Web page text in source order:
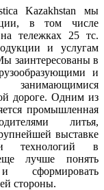
Kazakhstan мы
в том числе
тележках 25 тс.
и услугам
заинтересованы в
и
дороге. Одним из
промышленная
литья,
выставке
и технологий в
лучше понять
сформировать
стороны.